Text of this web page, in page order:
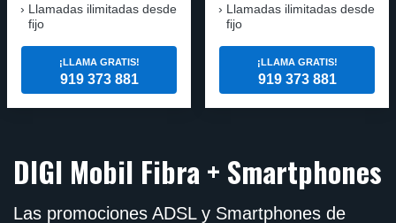
Llamadas ilimitadas desde
fijo
¡LLAMA GRATIS!
919 373 881
Llamadas ilimitadas desde
fijo
¡LLAMA GRATIS!
919 373 881
DIGI Mobil Fibra + Smartphones
Las promociones ADSL y Smartphones de